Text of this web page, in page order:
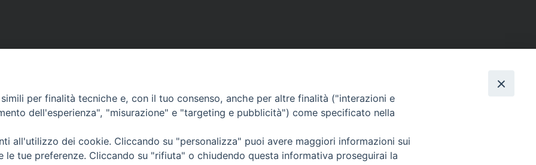
per finalità tecniche e, con il tuo consenso, anche per altre finalità ("interazioni e
dell'esperienza", "misurazione" e "targeting e pubblicità") come specificato nella
all'utilizzo dei cookie. Cliccando su "personalizza" puoi avere maggiori informazioni sui
le tue preferenze. Cliccando su "rifiuta" o chiudendo questa informativa proseguirai la